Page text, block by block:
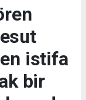
istifa
bir